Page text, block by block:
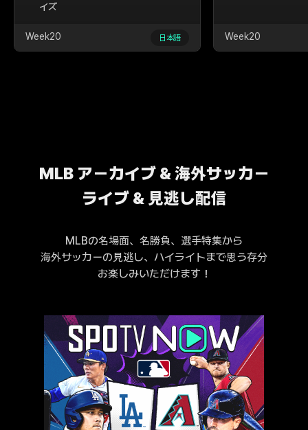
イズ
Week20 日本語 Week20
MLB アーカイブ & 海外サッカー
ライブ & 見逃し配信
MLBの名場面、名勝負、選手特集から
海外サッカーの見逃し、ハイライトまで思う存分
お楽しみいただけます！